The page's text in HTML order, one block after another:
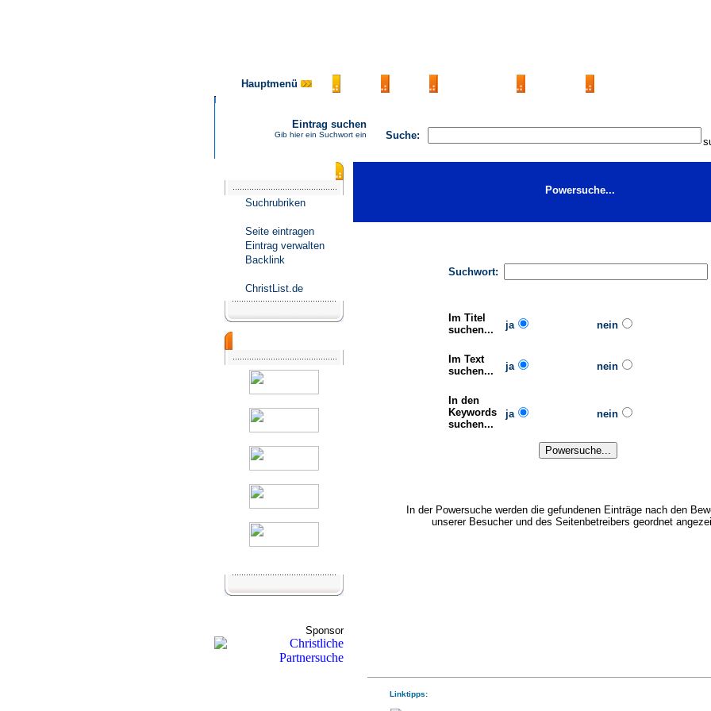
Hauptmenü
Suche:
Eintrag suchen
Gib hier ein Suchwort ein
Suchrubriken
Seite eintragen
Eintrag verwalten
Backlink
ChristList.de
Sponsor
Powersuche...
Suchwort:
Im Titel
suchen...
ja nein
Im Text
suchen...
ja nein
In den
Keywords
suchen...
ja nein
In der Powersuche werden die gefundenen Einträge nach den
unserer Besucher und des Seitenbetreibers geordnet
Linktipps: